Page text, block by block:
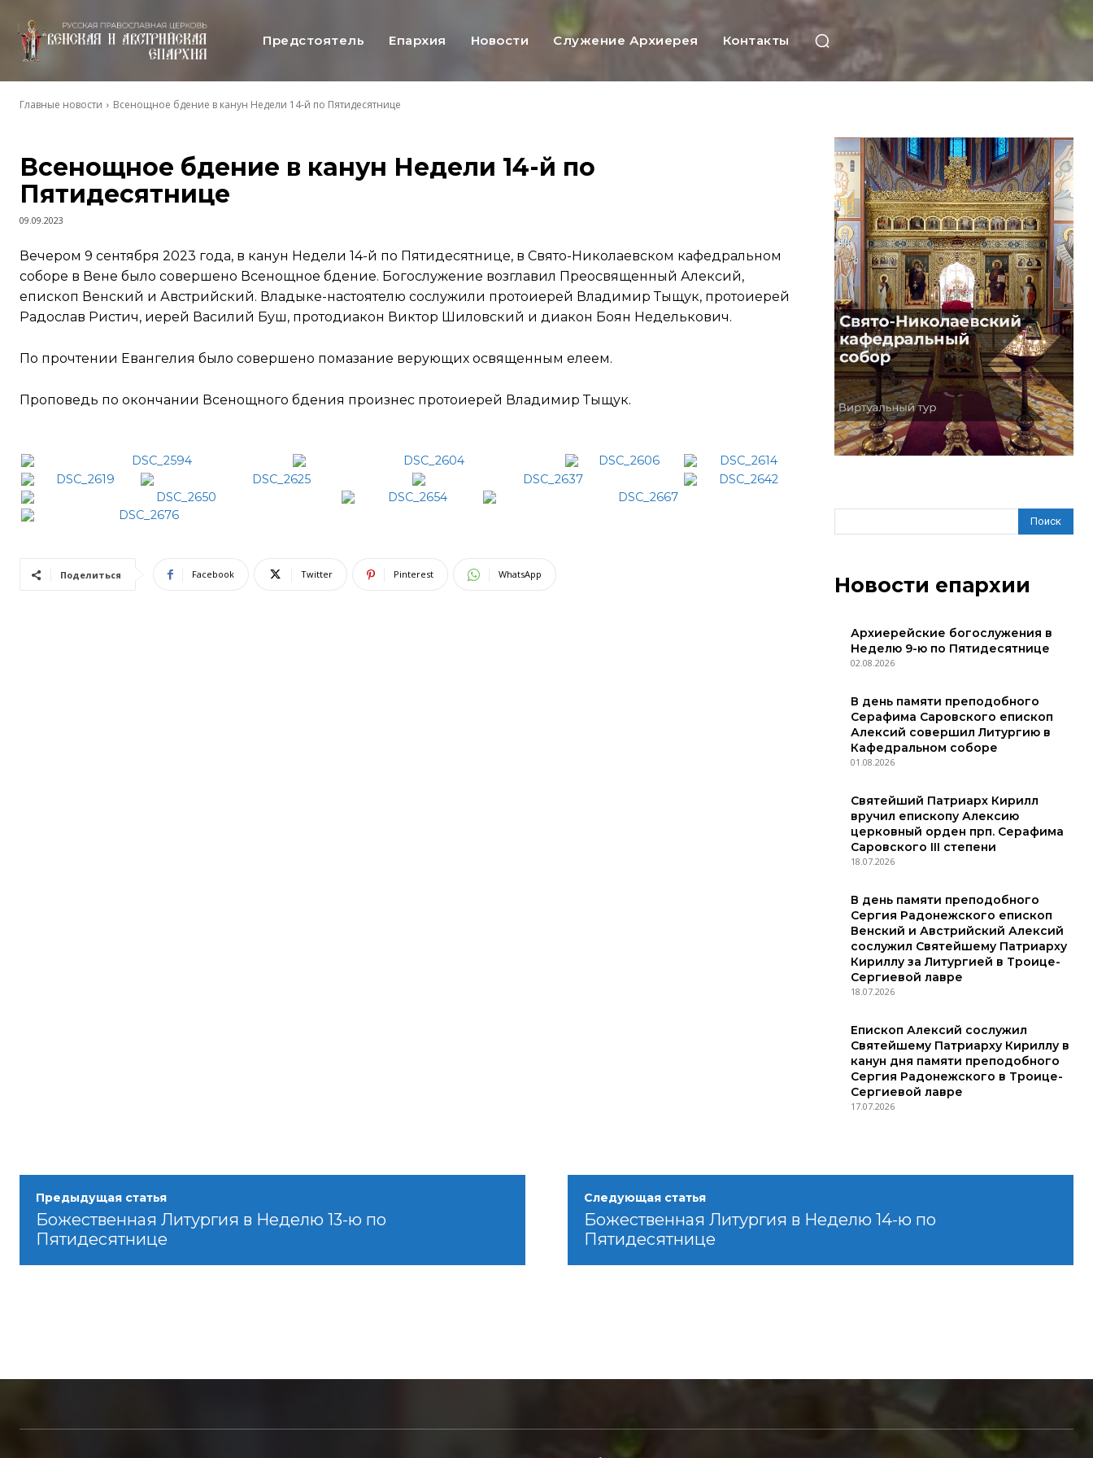
Предстоятель Епархия Новости Служение Архиерея Контакты
Главные новости Всенощное бдение в канун Недели 14-й по Пятидесятнице
Всенощное бдение в канун Недели 14-й по
Пятидесятнице
09.09.2023
Вечером 9 сентября 2023 года, в канун Недели 14-й по Пятидесятнице, в Свято-Николаевском кафедральном
соборе в Вене было совершено Всенощное бдение. Богослужение возглавил Преосвященный Алексий,
епископ Венский и Австрийский. Владыке-настоятелю сослужили протоиерей Владимир Тыщук, протоиерей
Радослав Ристич, иерей Василий Буш, протодиакон Виктор Шиловский и диакон Боян Неделькович.
По прочтении Евангелия было совершено помазание верующих освященным елеем.
Проповедь по окончании Всенощного бдения произнес протоиерей Владимир Тыщук.
Поделиться Facebook Twitter Pinterest WhatsApp
Поиск
Новости епархии
Архиерейские богослужения в
Неделю 9-ю по Пятидесятнице
02.08.2026
В день памяти преподобного
Серафима Саровского епископ
Алексий совершил Литургию в
Кафедральном соборе
01.08.2026
Святейший Патриарх Кирилл
вручил епископу Алексию
церковный орден прп. Серафима
Саровского III степени
18.07.2026
В день памяти преподобного
Сергия Радонежского епископ
Венский и Австрийский Алексий
сослужил Святейшему Патриарху
Кириллу за Литургией в Троице-
Сергиевой лавре
18.07.2026
Епископ Алексий сослужил
Святейшему Патриарху Кириллу в
канун дня памяти преподобного
Сергия Радонежского в Троице-
Сергиевой лавре
17.07.2026
Предыдущая статья
Божественная Литургия в Неделю 13-ю по
Пятидесятнице
Следующая статья
Божественная Литургия в Неделю 14-ю по
Пятидесятнице